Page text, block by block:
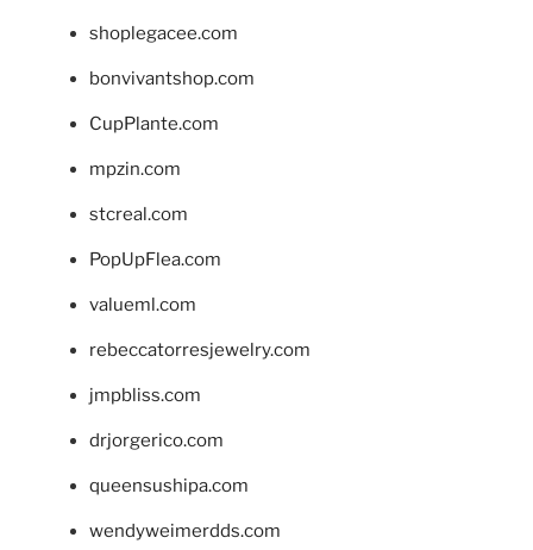
shoplegacee.com
bonvivantshop.com
CupPlante.com
mpzin.com
stcreal.com
PopUpFlea.com
valueml.com
rebeccatorresjewelry.com
jmpbliss.com
drjorgerico.com
queensushipa.com
wendyweimerdds.com